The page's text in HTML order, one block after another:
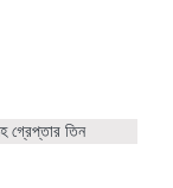
গ্রেপ্তার তিন